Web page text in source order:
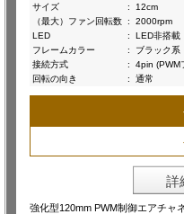
サイズ
:
12cm
（最大）ファン回転数 :
2000rpm
LED
:
LED非搭載
フレームカラー
:
ブラック系
接続方式
:
4pin (PWM
回転の向き
: 通常
詳
強化型120mm PWM制御エアチャ